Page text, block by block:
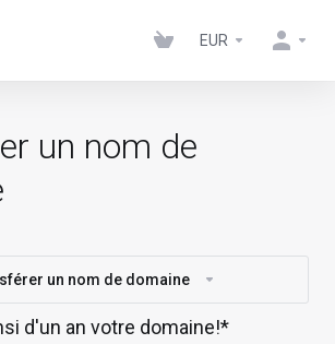
EUR
un nom de
un nom de domaine
d'un an votre domaine!*